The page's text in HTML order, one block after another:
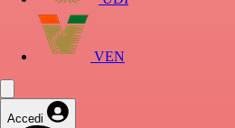
VEN
Accedi